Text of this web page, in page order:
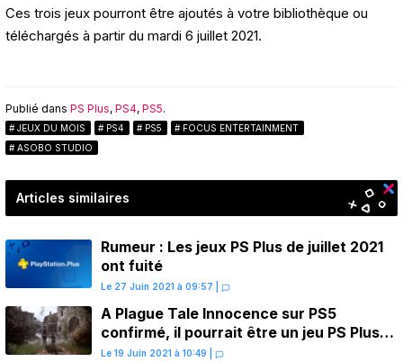
Ces trois jeux pourront être ajoutés à votre bibliothèque ou
téléchargés à partir du mardi 6 juillet 2021.
Publié dans PS Plus, PS4, PS5.
JEUX DU MOIS PS4 PS5
FOCUS ENTERTAINMENT
ASOBO STUDIO
Articles similaires
Rumeur : Les jeux PS Plus de juillet 2021
ont fuité
Le 27 Juin 2021 à 09:57
A Plague Tale Innocence sur PS5
confirmé, il pourrait être un jeu PS Plus
de juillet
Le 19 Juin 2021 à 10:49